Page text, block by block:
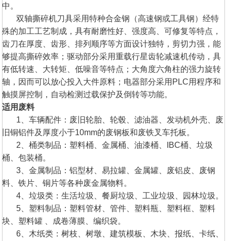
中。
双轴撕碎机刀具采用特种合金钢（高速钢或工具钢）经特
殊的加工工艺制成，具有耐磨性好、强度高、可修复等特点，
齿刀在厚度、齿形、排列顺序等方面设计独特，剪切力强，能
够提高撕碎效率；驱动部分采用重载行星齿轮减速机传动，具
有低转速、大转矩、低噪音等特点；大角度六角柱的强力旋转
轴，因而可以放心投入大件原料；电器部分采用PLC用程序和
触摸屏控制，自动检测过载保护及倒转等功能。
适用废料
1、车辆配件：废旧轮胎、轮毂、滤油器、发动机外壳、废
旧铜铝件及厚度小于10mm的废钢板和废铁叉车托板。
2、桶类制品：塑料桶、金属桶、油漆桶、IBC桶、垃圾
桶、包装桶。
3、金属制品：铝型材、易拉罐、金属罐、废铝皮、废钢
料、铁片、铜片等各种废金属物料。
4、垃圾类：生活垃圾、餐厨垃圾、工业垃圾、园林垃圾。
5、塑料制品：塑料管材、管件、塑料瓶、塑料框、塑料
块、塑料罐 、成卷薄膜、编织袋。
6、木纸类：树枝、树墩、建筑模板、木块、报纸、卡纸、